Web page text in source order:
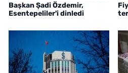
Başkan Şadi Özdemir,
Esentepeliler'i dinledi